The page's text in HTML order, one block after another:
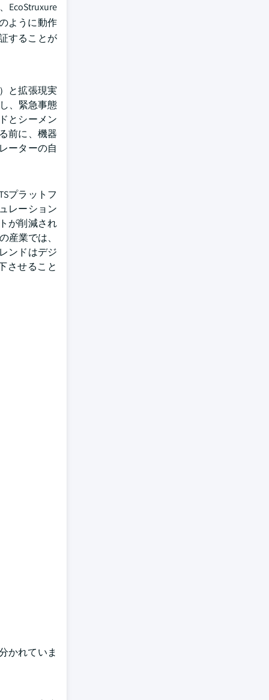
EcoStruxure
ように動作
することが
と拡張現実
、緊急事態
とシーメン
前に、機器
ーターの自
プラットフ
レーション
が削減され
産業では、
ンドはデジ
させること
かれていま